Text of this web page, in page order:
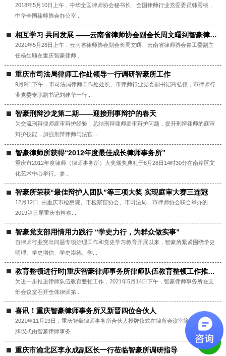
2018年5月10日上午，中华全国律师协会秘书长、全国律师行业党委委员韩秀桃，
中华全国律师协会办公室...
相互学习 共同发展 ——云南省律师协会副会长周文曙到智豪律所参观交流
2021年5月28日上午，云南省律师协会副会长周文曙、云南省律师协会青工委副主
任杨生顺在重庆智豪律师...
重庆市司法局律师工作处领导一行调研智豪所工作
9月9日下午，市司法局律师工作处处长、市律师行业党委副书记高弘倞，市律师行
业党委专职副书记刘建华一行...
智豪刑辩沙龙第二期——迎接刑事辩护的春天
为交流刑辩律师庭审辩护经验，总结刑辩律师庭审辩护问题，提升刑辩律师的庭审
辩护技能，加强刑辩律师与法官...
智豪律师所获得“2012年度最佳成长律师事务所”
重庆市2012年度律师（律师事务所）大奖颁奖典礼于6月28日14时30分在南岸区文
化艺术中心举行。参...
智豪所荣获“最佳辩护人团队”等三项大奖 实现庭审大赛三连冠
12月12日, 由重庆市检察院、市检察官协会、市司法局、市律师协会联合举办的
2019第三届重庆市检察...
智豪党支部用情用力践行 “学史力行，为群众做实事”
自律师行业突出问题专项治理工作和党史学习教育开展以来，智豪所紧紧围绕学史
明理、学史增信、学史崇德、学...
教育整顿进行时|重庆智豪律师事务所律师队伍教育整顿工作推进会
为进一步推进律师队伍教育整顿工作，2021年5月14日下午，智豪律师事务所在支
部会议室召开全体律师第...
喜讯！重庆智豪律师事务所又新晋四位合伙人
2021年11月19日，重庆智豪律师事务所合伙人授牌仪式在律所会议室隆重举行，授
牌仪式由智豪律师事务...
重庆市渝北区李永成副区长一行莅临智豪所调研指导